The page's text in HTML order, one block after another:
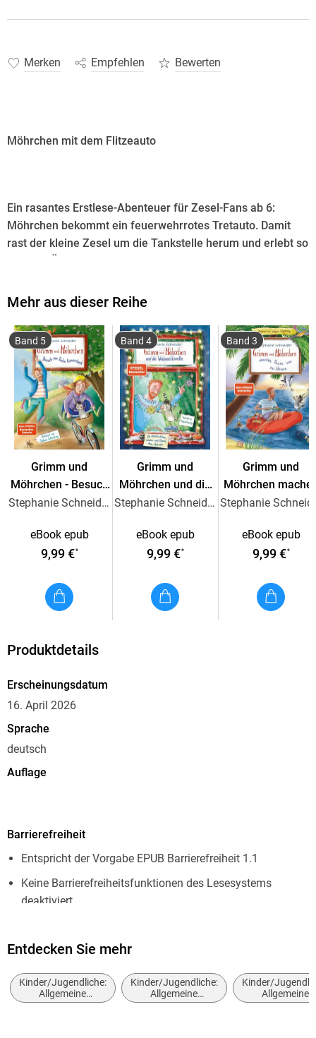
Merken Empfehlen Bewerten
Möhrchen mit dem Flitzeauto
Ein rasantes Erstlese-Abenteuer für Zesel-Fans ab 6:
Möhrchen bekommt ein feuerwehrrotes Tretauto. Damit
rast der kleine Zesel um die Tankstelle herum und erlebt so
>Tankeschön<, ein spannender Ort für den kleinen Zesel. Und
noch toller: Rudi kann richtig gut werkeln. Und so baut er
Möhrchen ein feuerwehrrotes Tretauto! Damit rast der kleine
Zesel um die Tankstelle herum und erlebt so manche
Überraschung.
Eine rasante Geschichte für neue und alte Zeselfans
Mit Quizfragen und Rätseln zu jedem Kapitel am Ende
Mehr aus dieser Reihe
Band 5
Grimm und
Möhrchen - Besuch
von Tante
Stephanie Schneider
eBook epub
9,99 €*
Band 4
Grimm und
Möhrchen und die
Weihnachtswette -
Lieder und Ideen
zum Advent
Stephanie Schneider
eBook epub
9,99 €*
Band 3
Grimm und
Möhrchen
Pause von zu
eBook epub
9,99 €*
Produktdetails
Erscheinungsdatum
16. April 2026
Sprache
deutsch
Auflage
64
Dateigröße
12,97 MB
Altersempfehlung
Reihe
Autor/Autorin
Barrierefreiheit
Entspricht der Vorgabe EPUB Barrierefreiheit 1.1
Keine Barrierefreiheitsfunktionen des Lesesystems
deaktiviert
Navigierbarer Index
Logische Lesereihenfolge eingehalten
Seitenzahlen entsprechen der gedruckten Ausgabe
Entdecken Sie mehr
Kinder/Jugendliche:
Allgemeine
Interessen:
Kinder/Jugendliche:
Allgemeine
Interessen: Ponys,
Kinder/
Allgemeine
Interessen: